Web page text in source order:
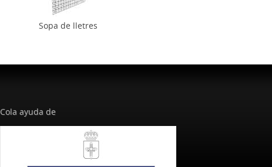
Sopa de lletres
Cola ayuda de